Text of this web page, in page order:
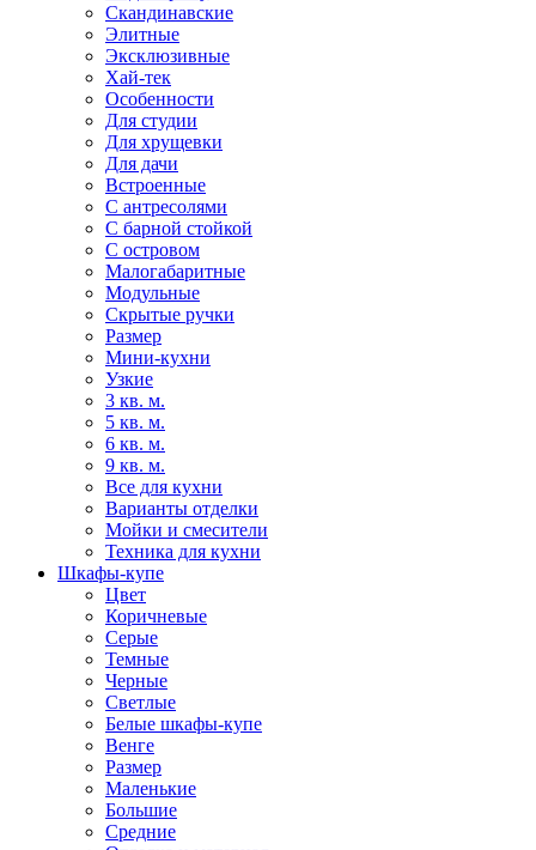
Скандинавские
Элитные
Эксклюзивные
Хай-тек
Особенности
Для студии
Для хрущевки
Для дачи
Встроенные
С антресолями
С барной стойкой
С островом
Малогабаритные
Модульные
Скрытые ручки
Размер
Мини-кухни
Узкие
3 кв. м.
5 кв. м.
6 кв. м.
9 кв. м.
Все для кухни
Варианты отделки
Мойки и смесители
Техника для кухни
Шкафы-купе
Цвет
Коричневые
Серые
Темные
Черные
Светлые
Белые шкафы-купе
Венге
Размер
Маленькие
Большие
Средние